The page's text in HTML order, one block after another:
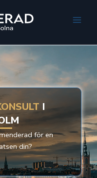
I
för en
din?